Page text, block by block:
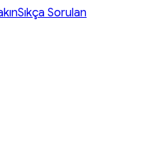
Sıkça Sorulan